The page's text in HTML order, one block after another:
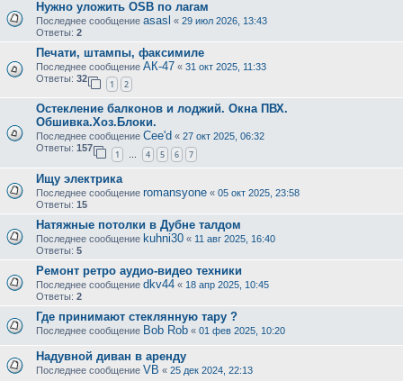
Нужно уложить OSB по лагам
Последнее сообщение asasl « 29 июл 2026, 13:43
Ответы: 2
Печати, штампы, факсимиле
Последнее сообщение АК-47 « 31 окт 2025, 11:33
Ответы: 32
1 2
Остекление балконов и лоджий. Окна ПВХ.
Обшивка.Хоз.Блоки.
Последнее сообщение Cee'd « 27 окт 2025, 06:32
Ответы: 157
1 … 4 5 6 7
Ищу электрика
Последнее сообщение romansyone « 05 окт 2025, 23:58
Ответы: 15
Натяжные потолки в Дубне талдом
Последнее сообщение kuhni30 « 11 авг 2025, 16:40
Ответы: 5
Ремонт ретро аудио-видео техники
Последнее сообщение dkv44 « 18 апр 2025, 10:45
Ответы: 2
Где принимают стеклянную тару ?
Последнее сообщение Bob Rob « 01 фев 2025, 10:20
Надувной диван в аренду
Последнее сообщение VB « 25 дек 2024, 22:13